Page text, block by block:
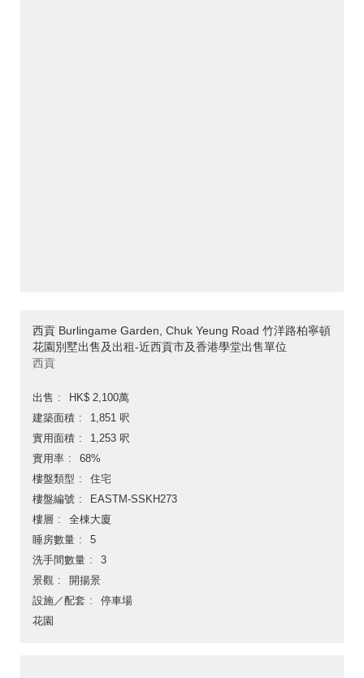
西貢 Burlingame Garden, Chuk Yeung Road 竹洋路柏寧頓
花園別墅出售及出租-近西貢市及香港學堂出售單位
西貢
出售
HK$ 2,100萬
建築面積
1,851 呎
實用面積
1,253 呎
實用率
68%
樓盤類型
住宅
樓盤編號
EASTM-SSKH273
樓層
全棟大廈
睡房數量
5
洗手間數量
3
景觀
開揚景
設施／配套
停車場
花園